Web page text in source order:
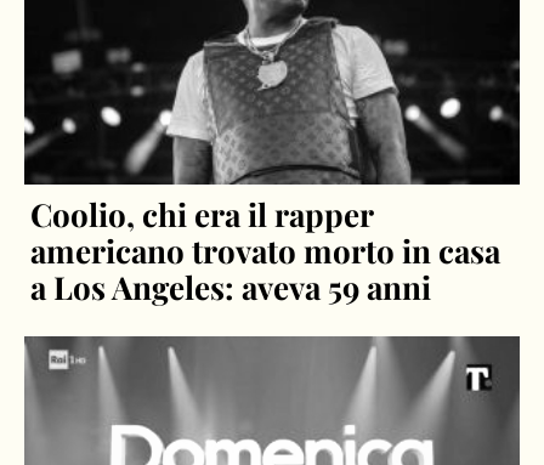
Coolio, chi era il rapper
americano trovato morto in casa
a Los Angeles: aveva 59 anni